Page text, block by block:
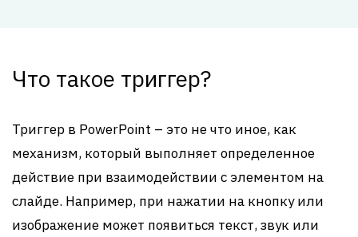
Что такое триггер?
Триггер в PowerPoint – это не что иное, как
механизм, который выполняет определенное
действие при взаимодействии с элементом на
слайде. Например, при нажатии на кнопку или
изображение может появиться текст, звук или